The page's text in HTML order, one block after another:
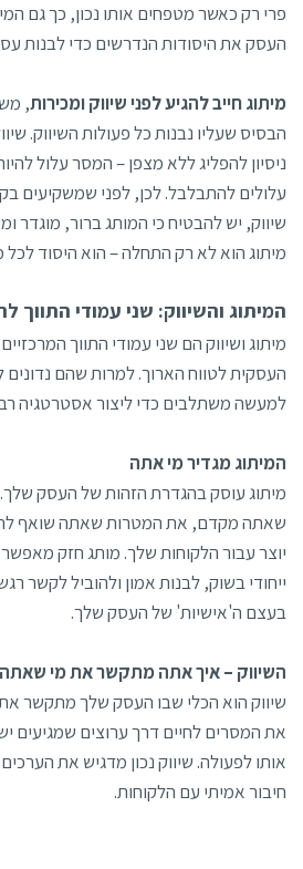
פרי רק כאשר מטפחים אותו נכון, כך גם
העסק את היסודות הנדרשים כדי לבנות
מיתוג חייב להגיע לפני שיווק ומכירות,
הבסיס שעליו נבנות כל פעולות השיווק.
ניסיון להפליג ללא מצפן – המסר עלול
עלולים להתבלבל. לכן, לפני שמשקיעים
שיווק, יש להבטיח כי המותג ברור, מוגדר
מיתוג הוא לא רק התחלה – הוא היסוד
המיתוג והשיווק: שני עמודי
מיתוג ושיווק הם שני עמודי התווך
העסקית לטווח הארוך. למרות שהם
למעשה משתלבים כדי ליצור אסטרטגיה
המיתוג מגדיר מי אתה
מיתוג עוסק בהגדרת הזהות של העסק
שאתה מקדם, את המטרות שאתה שואף
יוצר עבור הלקוחות שלך. מותג חזק
ייחודי בשוק, לבנות אמון ולהוביל לקשר
בעצם ה'אישיות' של העסק שלך.
השיווק – איך אתה מתקשר את מי שאתה
שיווק הוא הכלי שבו העסק שלך מתקשר
את המסרים לחיים דרך ערוצים שמגיעים
אותו לפעולה. שיווק נכון מדגיש את
חיבור אמיתי עם הלקוחות.